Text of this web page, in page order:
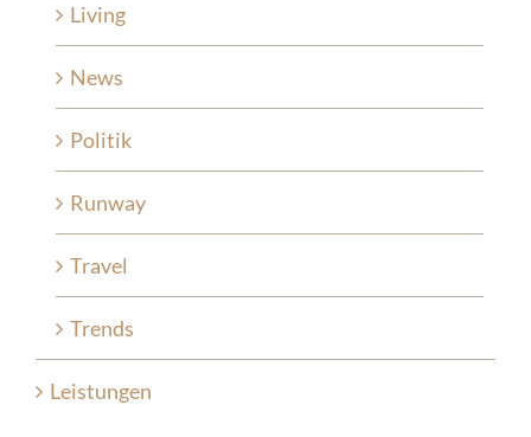
Living
News
Politik
Runway
Travel
Trends
Leistungen